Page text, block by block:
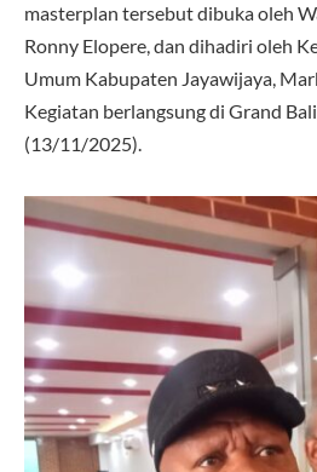
masterplan tersebut dibuka oleh
Ronny Elopere, dan dihadiri oleh
Umum Kabupaten Jayawijaya,
Kegiatan berlangsung di Grand
(13/11/2025).